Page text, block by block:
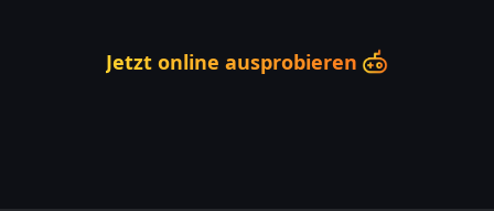
Jetzt online ausprobieren